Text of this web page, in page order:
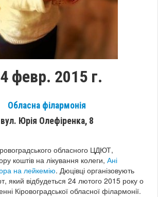
февр. 2015 г.
Обласна філармонія
вул. Юрія Олефіренка, 8
обласного ЦДЮТ,
коштів на лікування колеги, Ані
на лейкемію. Дюцівці організовують
який відбудеться 24 лютого 2015 року о
Кіровоградської обласної філармонії.